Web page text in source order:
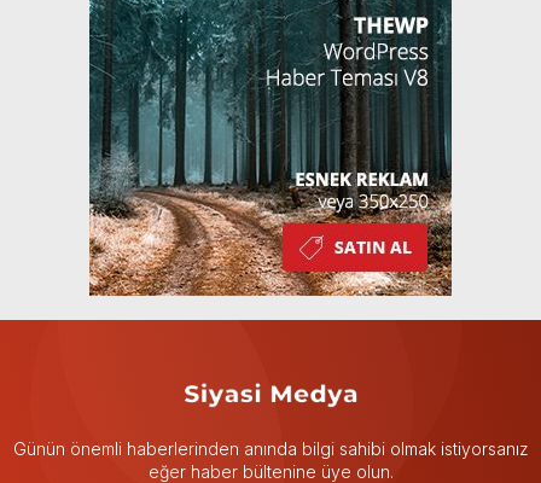
Günün önemli haberlerinden anında bilgi sahibi olmak istiyorsanız
eğer haber bültenine üye olun.